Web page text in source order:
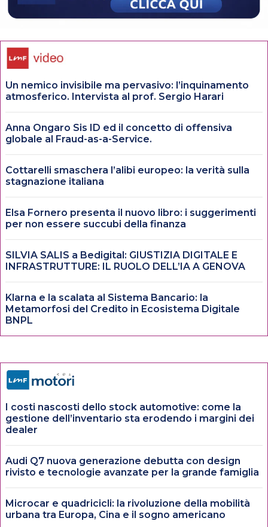
Un nemico invisibile ma pervasivo: l’inquinamento
atmosferico. Intervista al prof. Sergio Harari
Anna Ongaro Sis ID ed il concetto di offensiva
globale al Fraud-as-a-Service.
Cottarelli smaschera l’alibi europeo: la verità sulla
stagnazione italiana
Elsa Fornero presenta il nuovo libro: i suggerimenti
per non essere succubi della finanza
SILVIA SALIS a Bedigital: GIUSTIZIA DIGITALE E
INFRASTRUTTURE: IL RUOLO DELL’IA A GENOVA
Klarna e la scalata al Sistema Bancario: la
Metamorfosi del Credito in Ecosistema Digitale
BNPL
I costi nascosti dello stock automotive: come la
gestione dell’inventario sta erodendo i margini dei
dealer
Audi Q7 nuova generazione debutta con design
rivisto e tecnologie avanzate per la grande famiglia
Microcar e quadricicli: la rivoluzione della mobilità
urbana tra Europa, Cina e il sogno americano